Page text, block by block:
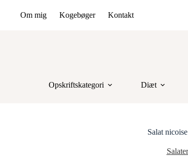
Om mig Kogebøger Kontakt
Opskriftskategori Diæt
Salat nicoise
Salater